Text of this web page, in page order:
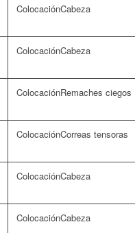
Cabeza
Cabeza
Remaches ciegos
Correas tensoras
Cabeza
Cabeza